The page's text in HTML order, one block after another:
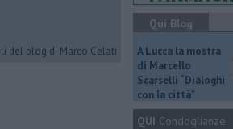
del blog di Marco Celati
Qui Blog
A Lucca la mostra
di Marcello
Scarselli “Dialoghi
con la città"
QUI Condoglianze